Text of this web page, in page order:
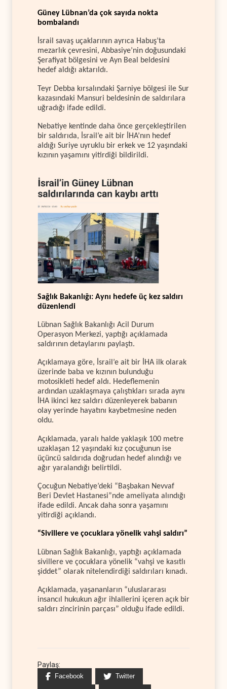
Güney Lübnan’da çok sayıda nokta
bombalandı
İsrail savaş uçaklarının ayrıca Habuş’ta
mezarlık çevresini, Abbasiye’nin doğusundaki
Şerafiyat bölgesini ve Ayn Beal beldesini
hedef aldığı aktarıldı.
Teyr Debba kırsalındaki Şarniye bölgesi ile Sur
kazasındaki Mansuri beldesinin de saldırılara
uğradığı ifade edildi.
Nebatiye kentinde daha önce gerçekleştirilen
bir saldırıda, İsrail’e ait bir İHA’nın hedef
aldığı Suriye uyruklu bir erkek ve 12 yaşındaki
kızının yaşamını yitirdiği bildirildi.
Sağlık Bakanlığı: Aynı hedefe üç kez saldırı
düzenlendi
Lübnan Sağlık Bakanlığı Acil Durum
Operasyon Merkezi, yaptığı açıklamada
saldırının detaylarını paylaştı.
Açıklamaya göre, İsrail’e ait bir İHA ilk olarak
üzerinde baba ve kızının bulunduğu
motosikleti hedef aldı. Hedeflemenin
ardından uzaklaşmaya çalıştıkları sırada aynı
İHA ikinci kez saldırı düzenleyerek babanın
olay yerinde hayatını kaybetmesine neden
oldu.
Açıklamada, yaralı halde yaklaşık 100 metre
uzaklaşan 12 yaşındaki kız çocuğunun ise
üçüncü saldırıda doğrudan hedef alındığı ve
ağır yaralandığı belirtildi.
Çocuğun Nebatiye’deki “Başbakan Nevvaf
Beri Devlet Hastanesi”nde ameliyata alındığı
ifade edildi. Ancak daha sonra yaşamını
yitirdiği açıklandı.
“Sivillere ve çocuklara yönelik vahşi saldırı”
Lübnan Sağlık Bakanlığı, yaptığı açıklamada
sivillere ve çocuklara yönelik “vahşi ve kasıtlı
şiddet” olarak nitelendirdiği saldırıları kınadı.
Açıklamada, yaşananların “uluslararası
insancıl hukukun ağır ihlallerini içeren açık bir
saldırı zincirinin parçası” olduğu ifade edildi.
Paylaş:
Facebook Twitter